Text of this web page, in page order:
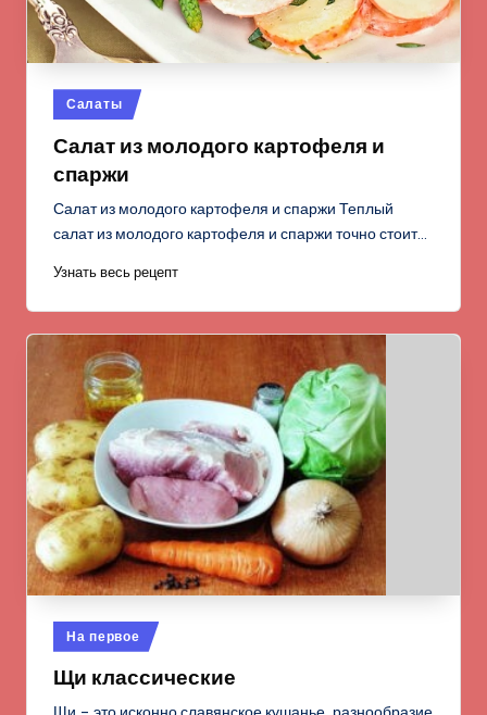
Опубликовано
в
Салаты
Салат из молодого картофеля и
спаржи
Салат из молодого картофеля и спаржи Теплый
салат из молодого картофеля и спаржи точно стоит…
Узнать весь рецепт
Опубликовано
в
На первое
Щи классические